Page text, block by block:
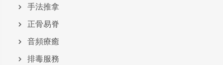
手法推拿
正骨易脊
⾳頻療癒
排毒服務